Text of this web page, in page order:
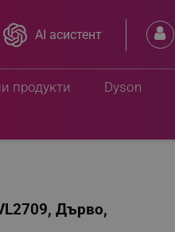
AI асистент 
продукти Dyson
Дърво,